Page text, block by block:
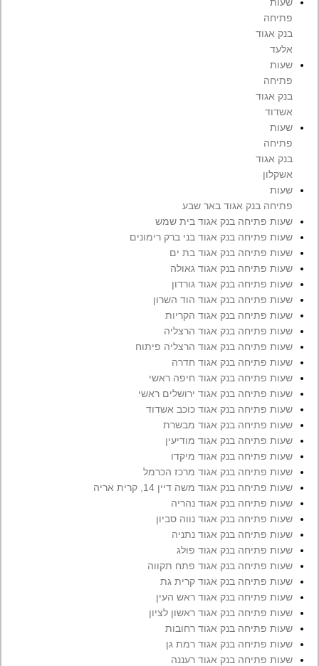
פתיחה
בנק אגוד
אלעד
שעות
פתיחה
בנק אגוד
אשדוד
שעות
פתיחה
בנק אגוד
אשקלון
שעות
פתיחה בנק אגוד באר שבע
שעות פתיחה בנק אגוד בית שמש
שעות פתיחה בנק אגוד בני ברק רימונים
שעות פתיחה בנק אגוד בת ים
שעות פתיחה בנק אגוד גאולה
שעות פתיחה בנק אגוד גורדון
שעות פתיחה בנק אגוד הוד השרון
שעות פתיחה בנק אגוד הקריות
שעות פתיחה בנק אגוד הרצליה
שעות פתיחה בנק אגוד הרצליה פיתוח
שעות פתיחה בנק אגוד חדרה
שעות פתיחה בנק אגוד חיפה ראשי
שעות פתיחה בנק אגוד ירושלים ראשי
שעות פתיחה בנק אגוד כוכב אשדוד
שעות פתיחה בנק אגוד מבשרת
שעות פתיחה בנק אגוד מודיעין
שעות פתיחה בנק אגוד מיקדו
שעות פתיחה בנק אגוד מרכז הכרמל
שעות פתיחה בנק אגוד משה דיין 14, קרית אריה
שעות פתיחה בנק אגוד נהריה
שעות פתיחה בנק אגוד נווה סביון
שעות פתיחה בנק אגוד נתניה
שעות פתיחה בנק אגוד פולג
שעות פתיחה בנק אגוד פתח תקווה
שעות פתיחה בנק אגוד קרית גת
שעות פתיחה בנק אגוד ראש העין
שעות פתיחה בנק אגוד ראשון לציון
שעות פתיחה בנק אגוד רחובות
שעות פתיחה בנק אגוד רמת גן
שעות פתיחה בנק אגוד רעננה